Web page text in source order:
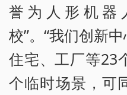
誉为人形机器
校”。“我们创新
住宅、工厂等23
个临时场景，可